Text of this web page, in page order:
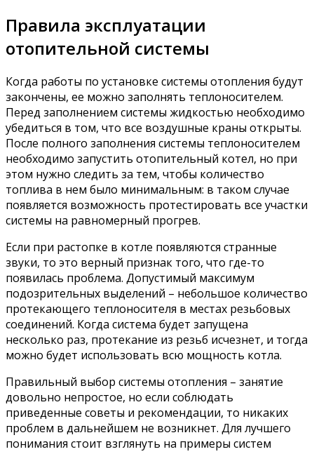
Правила эксплуатации
отопительной системы
Когда работы по установке системы отопления будут
закончены, ее можно заполнять теплоносителем.
Перед заполнением системы жидкостью необходимо
убедиться в том, что все воздушные краны открыты.
После полного заполнения системы теплоносителем
необходимо запустить отопительный котел, но при
этом нужно следить за тем, чтобы количество
топлива в нем было минимальным: в таком случае
появляется возможность протестировать все участки
системы на равномерный прогрев.
Если при растопке в котле появляются странные
звуки, то это верный признак того, что где-то
появилась проблема. Допустимый максимум
подозрительных выделений – небольшое количество
протекающего теплоносителя в местах резьбовых
соединений. Когда система будет запущена
несколько раз, протекание из резьб исчезнет, и тогда
можно будет использовать всю мощность котла.
Правильный выбор системы отопления – занятие
довольно непростое, но если соблюдать
приведенные советы и рекомендации, то никаких
проблем в дальнейшем не возникнет. Для лучшего
понимания стоит взглянуть на примеры систем